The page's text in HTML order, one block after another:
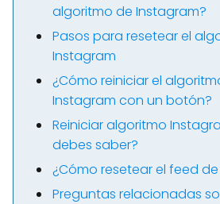
algoritmo de Instagram?
Pasos para resetear el
Instagram
¿Cómo reiniciar el
Instagram con un botón?
Reiniciar algoritmo
debes saber?
¿Cómo resetear el feed
Preguntas relacionadas